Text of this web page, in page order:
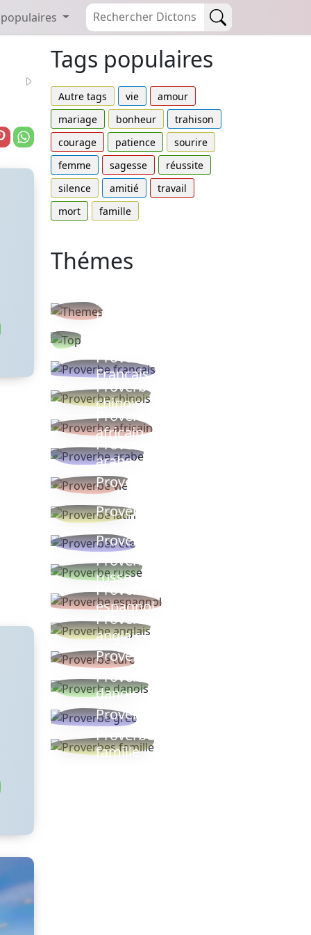
Tags populaires
Autre tags vie
amour
mariage
bonheur
trahison
courage
patience
sourire
femme
sagesse
réussite
silence
amitié
travail
mort
famille
Thémes
thèmes
Proverbe
Français
Proverbe
chinois
Proverbe
africain
Proverbe
arabe
Proverbe vie
Proverbe latin
Proverbes ete
Proverbe
russe
Proverbe
espagnol
Proverbe
anglais
Proverbe turc
Proverbe
danois
Proverbe grec
Proverbes
famille